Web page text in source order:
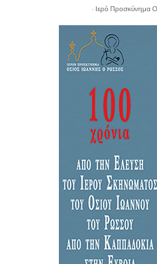
- Ιερό Προσκύνημα